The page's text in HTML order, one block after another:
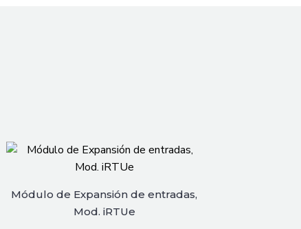
Módulo de Expansión de entradas,
Mod. iRTUe